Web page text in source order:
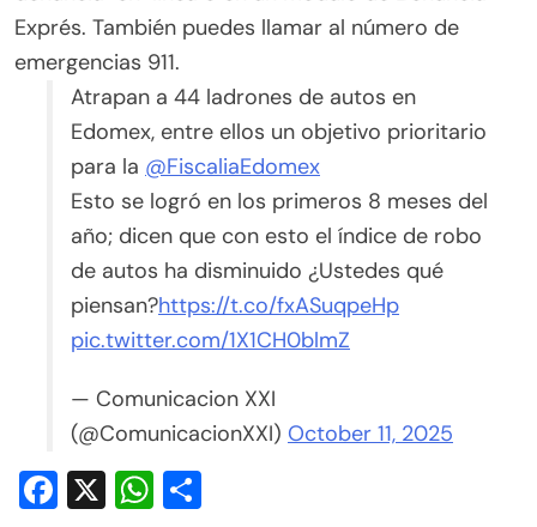
Exprés. También puedes llamar al número de
emergencias 911.
Atrapan a 44 ladrones de autos en
Edomex, entre ellos un objetivo prioritario
para la @FiscaliaEdomex
Esto se logró en los primeros 8 meses del
año; dicen que con esto el índice de robo
de autos ha disminuido ¿Ustedes qué
piensan?https://t.co/fxASuqpeHp
pic.twitter.com/1X1CH0blmZ
— Comunicacion XXI
(@ComunicacionXXI) October 11, 2025
Facebook
X WhatsApp